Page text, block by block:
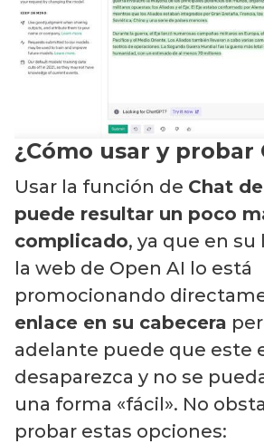
¿Cómo usar y probar
Usar la función de Chat
puede resultar un poco
complicado, ya que en
la web de Open AI lo está
promocionando
enlace en su cabecera
adelante puede que este
desaparezca y no se
una forma «fácil». No
probar estas opciones: